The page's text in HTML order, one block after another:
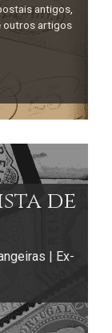
antigos,
outros artigos
de
| Ex-